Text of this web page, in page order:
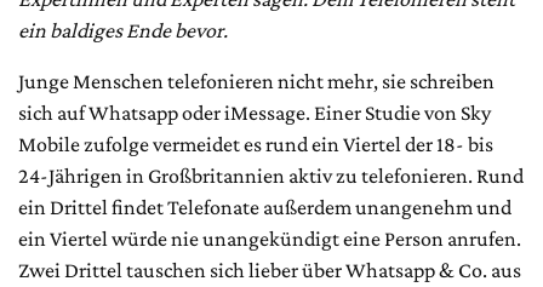
ein baldiges Ende bevor.
Junge Menschen telefonieren nicht mehr, sie schreiben
sich auf Whatsapp oder iMessage. Einer Studie von Sky
Mobile zufolge vermeidet es rund ein Viertel der 18- bis
24-Jährigen in Großbritannien aktiv zu telefonieren. Rund
ein Drittel findet Telefonate außerdem unangenehm und
ein Viertel würde nie unangekündigt eine Person anrufen.
Zwei Drittel tauschen sich lieber über Whatsapp & Co. aus